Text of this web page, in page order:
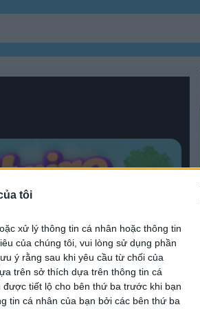
tôi
xử lý thông tin cá nhân hoặc thông tin
của chúng tôi, vui lòng sử dụng phần
ý rằng sau khi yêu cầu từ chối của
trên sở thích dựa trên thông tin cá
tiết lộ cho bên thứ ba trước khi bạn
tin cá nhân của bạn bởi các bên thứ ba